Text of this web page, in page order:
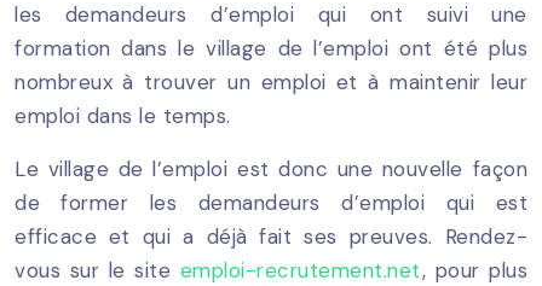
les demandeurs d’emploi qui ont suivi une
formation dans le village de l’emploi ont été plus
nombreux à trouver un emploi et à maintenir leur
emploi dans le temps.
Le village de l’emploi est donc une nouvelle façon
de former les demandeurs d’emploi qui est
efficace et qui a déjà fait ses preuves. Rendez-
vous sur le site emploi-recrutement.net, pour plus